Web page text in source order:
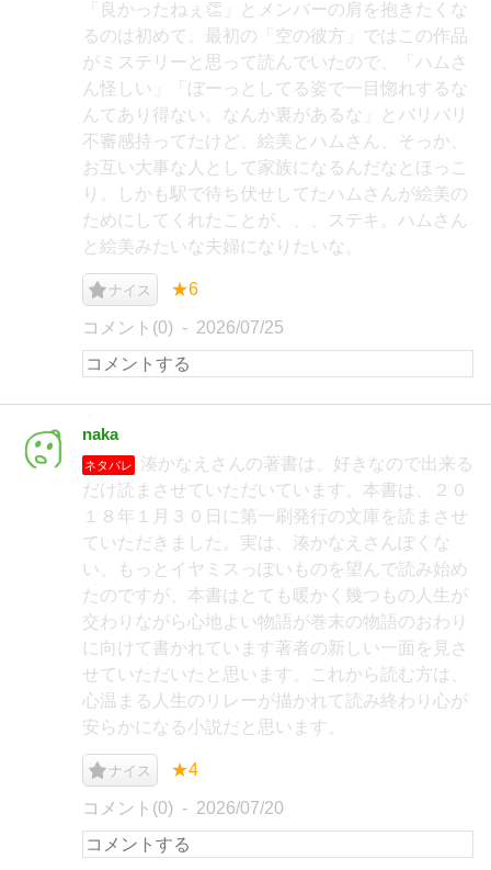
「良かったねぇ👏」とメンバーの肩を抱きたくな
るのは初めて。最初の「空の彼方」ではこの作品
がミステリーと思って読んでいたので、「ハムさ
ん怪しい」「ぼーっとしてる姿で一目惚れするな
んてあり得ない。なんか裏があるな」とバリバリ
不審感持ってたけど、絵美とハムさん、そっか、
お互い大事な人として家族になるんだなとほっこ
り。しかも駅で待ち伏せしてたハムさんが絵美の
ためにしてくれたことが、、、ステキ。ハムさん
と絵美みたいな夫婦になりたいな。
ナイス ★6
コメント(0) 2026/07/25
naka
ネタバレ
湊かなえさんの著書は、好きなので出来る
だけ読まさせていただいています。本書は、２０
１８年１月３０日に第一刷発行の文庫を読まさせ
ていただきました。実は、湊かなえさんぽくな
い、もっとイヤミスっぽいものを望んで読み始め
たのですが、本書はとても暖かく幾つもの人生が
交わりながら心地よい物語が巻末の物語のおわり
に向けて書かれています著者の新しい一面を見さ
せていただいたと思います。これから読む方は、
心温まる人生のリレーが描かれて読み終わり心が
安らかになる小説だと思います。
ナイス ★4
コメント(0) 2026/07/20